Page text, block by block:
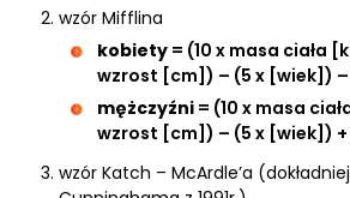
wzór Mifflina
kobiety = (10 x masa ciała
wzrost [cm]) – (5 x [wiek]) –
mężczyźni = (10 x masa
wzrost [cm]) – (5 x [wiek]) +
wzór Katch – McArdle’a